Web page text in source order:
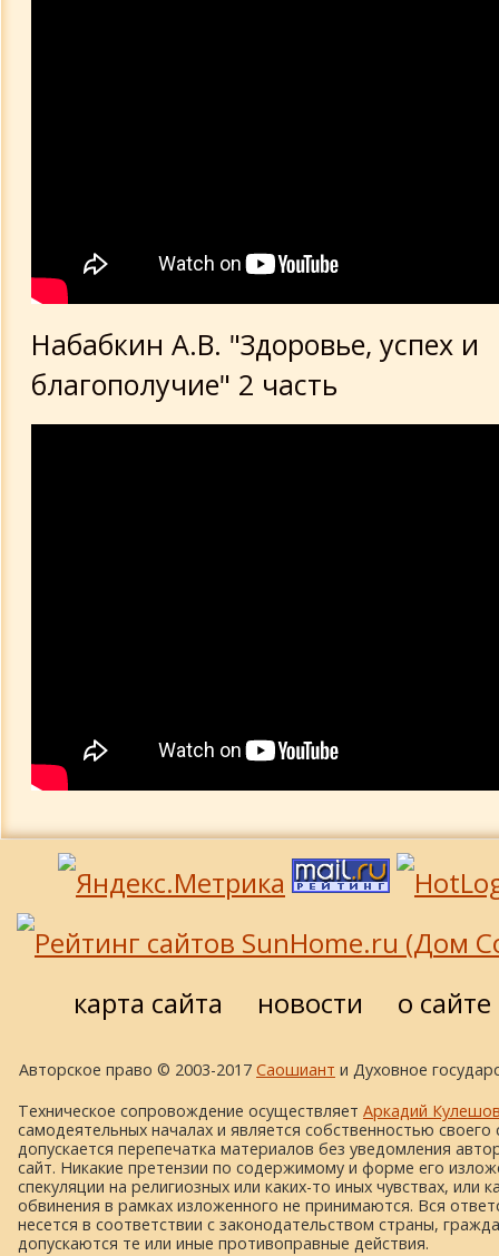
Набабкин А.В. "Здоровье, успех и
благополучие" 2 часть
карта сайта новости о сайте
Авторское право © 2003-2017 Саошиант и Духовное
Техническое сопровождение осуществляет Аркадий
самодеятельных началах и является собственностью своего
допускается перепечатка материалов без уведомления
сайт. Никакие претензии по содержимому и форме его
спекуляции на религиозных или каких-то иных чувствах, или
обвинения в рамках изложенного не принимаются. Вся
несется в соответствии с законодательством страны,
допускаются те или иные противоправные действия.